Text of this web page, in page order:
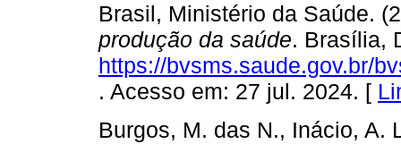
Brasil, Ministério da Saúde.
produção da saúde. Brasília,
https://bvsms.saude.gov.br/
. Acesso em: 27 jul. 2024. [
Burgos, M. das N., Inácio, A.